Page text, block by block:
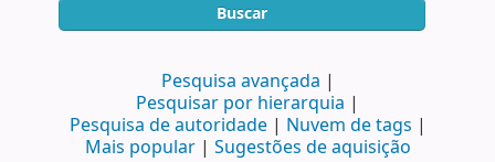
Buscar
Pesquisa avançada
Pesquisar por hierarquia
Pesquisa de autoridade
Nuvem de tags
Mais popular
Sugestões de aquisição